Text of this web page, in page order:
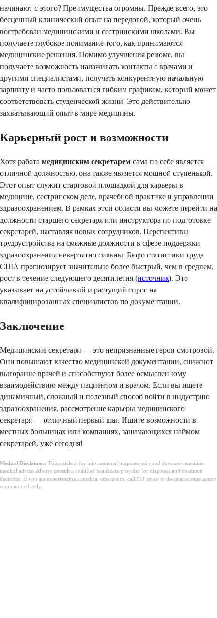
начинают с этого? Преимущества огромны. Прежде всего, это
бесценный клинический опыт на передовой, который очень
востребован медицинскими и сестринскими школами. Вы
получаете глубокое понимание того, как принимаются
медицинские решения. Помимо улучшения резюме, вы
получаете возможность налаживать контакты с врачами и
другими специалистами, получать конкурентную начальную
зарплату и часто пользоваться гибким графиком, который может
соответствовать студенческой жизни. Это действительно
захватывающий опыт в мире медицины.
Карьерный рост и возможности
Хотя работа медицинским секретарем сама по себе является
отличной должностью, она также является мощной ступенькой.
Этот опыт служит стартовой площадкой для карьеры в
медицине, сестринском деле, врачебной практике и управлении
здравоохранением. В рамках этой области вы можете перейти на
должности старшего секретаря или инструктора по подготовке
секретарей, наставляя новых сотрудников. Перспективы
трудоустройства на смежные должности в сфере поддержки
здравоохранения невероятно сильны: Бюро статистики труда
США прогнозирует значительно более быстрый, чем в среднем,
рост в течение следующего десятилетия (источник). Это
указывает на устойчивый и растущий спрос на
квалифицированных специалистов по документации.
Заключение
Медицинские секретари — это непризнанные герои смотровой.
Они повышают качество медицинской документации, снижают
выгорание врачей и способствуют более осмысленному
взаимодействию между пациентом и врачом. Если вы ищете
динамичный, сложный и полезный способ войти в индустрию
здравоохранения, рассмотрение карьеры медицинского
секретаря — отличный первый шаг. Ищите возможности в
местных больницах или компаниях, занимающихся наймом
секретарей, уже сегодня!
Medical Disclaimer: This article is for informational purposes only and does not constitute
medical advice. Always consult a qualified healthcare provider for diagnosis and treatment
decisions. If you are experiencing a medical emergency, call 911 or go to the nearest emergency
room immediately.